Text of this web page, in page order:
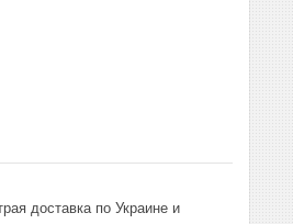
доставка по Украине и